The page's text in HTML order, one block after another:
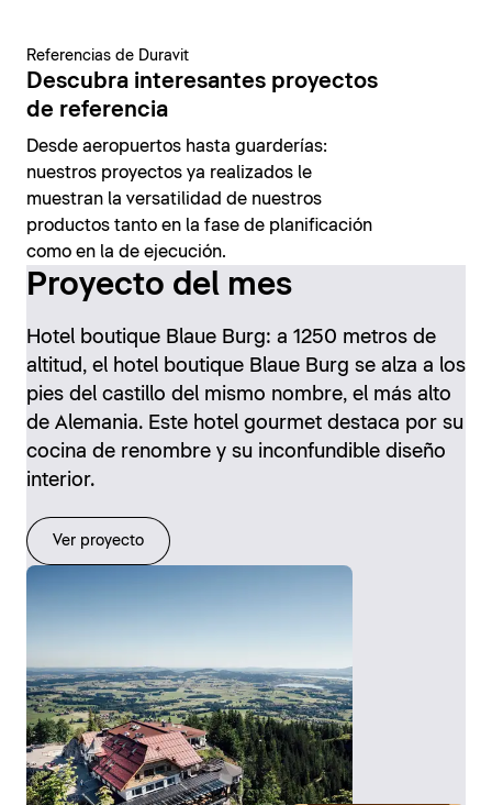
Referencias de Duravit
Descubra interesantes proyectos
de referencia
Desde aeropuertos hasta guarderías:
nuestros proyectos ya realizados le
muestran la versatilidad de nuestros
productos tanto en la fase de planificación
como en la de ejecución.
Proyecto del mes
Hotel boutique Blaue Burg: a 1250 metros de
altitud, el hotel boutique Blaue Burg se alza a los
pies del castillo del mismo nombre, el más alto
de Alemania. Este hotel gourmet destaca por su
cocina de renombre y su inconfundible diseño
interior.
Ver proyecto